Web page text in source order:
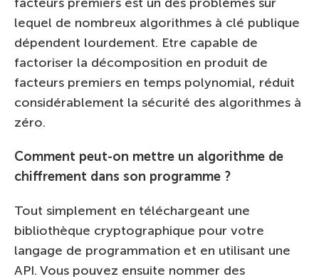
lequel de nombreux algorithmes à clé publique
dépendent lourdement. Etre capable de
factoriser la décomposition en produit de
facteurs premiers en temps polynomial, réduit
considérablement la sécurité des algorithmes à
zéro.
Comment peut-on mettre un algorithme de
chiffrement dans son programme ?
Tout simplement en téléchargeant une
bibliothèque cryptographique pour votre
langage de programmation et en utilisant une
API. Vous pouvez ensuite nommer des